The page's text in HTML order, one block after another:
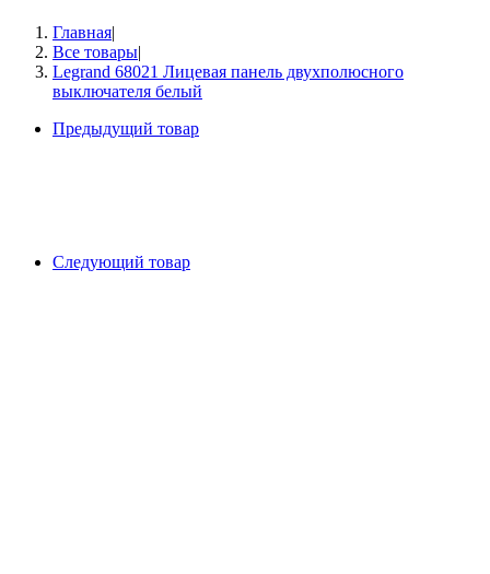
Главная|
Все товары|
Legrand 68021 Лицевая панель двухполюсного
выключателя белый
Предыдущий товар
Следующий товар